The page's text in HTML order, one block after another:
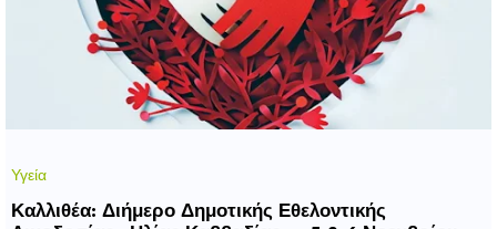
Υγεία
Καλλιθέα: Διήμερο Δημοτικής Εθελοντικής